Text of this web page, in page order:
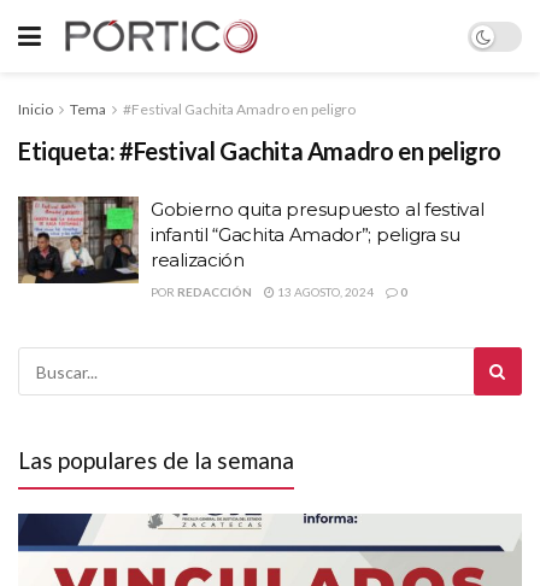
Inicio Tema #Festival Gachita Amadro en peligro
Etiqueta:#Festival Gachita Amadro en peligro
Gobierno quita presupuesto al festival
infantil “Gachita Amador”; peligra su
realización
POR REDACCIÓN 13 AGOSTO, 2024 0
Las populares de la semana